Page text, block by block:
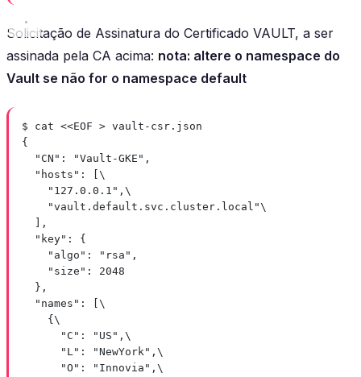
Solicitação de Assinatura do Certificado VAULT, a ser
assinada pela CA acima: nota: altere o namespace do
Vault se não for o namespace default
$ cat <<EOF > vault-csr.json
{
"CN": "Vault-GKE",
"hosts": [\
"127.0.0.1",\
"vault.default.svc.cluster.local"\
],
"key": {
"algo": "rsa",
"size": 2048
},
"names": [\
{\
"C": "US",\
"L": "NewYork",\
"O": "Innovia",\